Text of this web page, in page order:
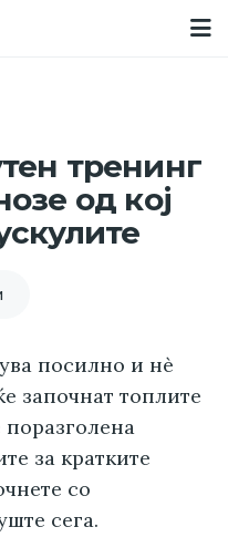
тренинг
од кој
посилно и нè
започнат топлите
за кратките
со
сега.